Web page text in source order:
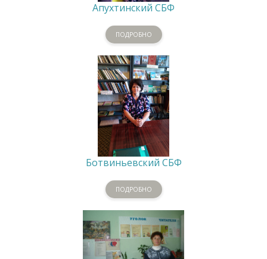
Апухтинский СБФ
ПОДРОБНО
Ботвиньевский СБФ
ПОДРОБНО